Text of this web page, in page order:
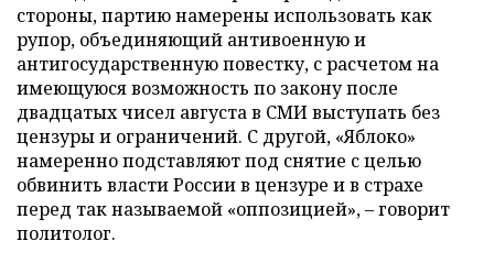
стороны, партию намерены использовать как
рупор, объединяющий антивоенную и
антигосударственную повестку, с расчетом на
имеющуюся возможность по закону после
двадцатых чисел августа в СМИ выступать без
цензуры и ограничений. С другой, «Яблоко»
намеренно подставляют под снятие с целью
обвинить власти России в цензуре и в страхе
перед так называемой «оппозицией», – говорит
политолог.